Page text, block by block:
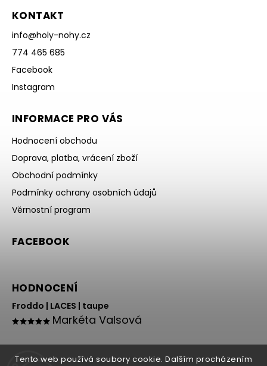
Tento web používá soubory cookie. Dalším procházením
KONTAKT
info@holy-nohy.cz
774 465 685
Facebook
Instagram
INFORMACE PRO VÁS
Hodnocení obchodu
Doprava, platba, vrácení zboží
Obchodní podmínky
Podmínky ochrany osobních údajů
Věrnostní program
FACEBOOK
HODNOCENÍ
Froddo | LACES | taupe
Markéta Valsová